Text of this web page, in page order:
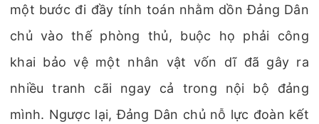
một bước đi đầy tính toán nhằm dồn Đảng Dân
chủ vào thế phòng thủ, buộc họ phải công
khai bảo vệ một nhân vật vốn dĩ đã gây ra
nhiều tranh cãi ngay cả trong nội bộ đảng
mình. Ngược lại, Đảng Dân chủ nỗ lực đoàn kết